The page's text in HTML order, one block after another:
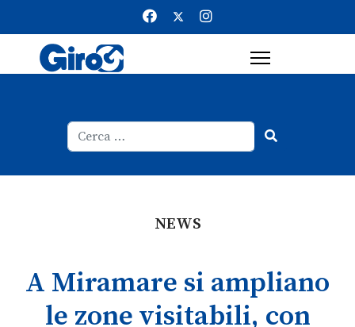
NEWS
A Miramare si ampliano
le zone visitabili, con